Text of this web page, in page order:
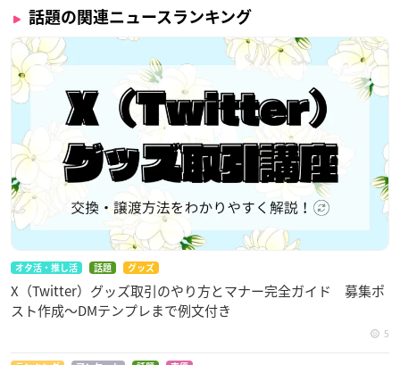
話題の関連ニュースランキング
オタ活・推し活 話題 グッズ
X（Twitter）グッズ取引のやり方とマナー完全ガイド 募集ポ
スト作成〜DMテンプレまで例文付き
5